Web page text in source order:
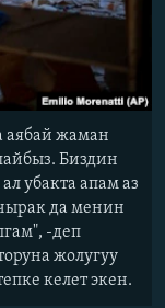
аябай жаман
Биздин
убакта апам аз
да менин
-деп
жолугуу
келет экен.